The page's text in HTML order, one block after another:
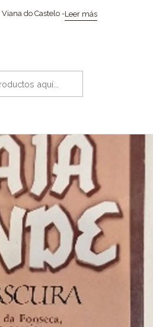
do Castelo -Leer más
Inicio Coleccionismo / Memorabilia